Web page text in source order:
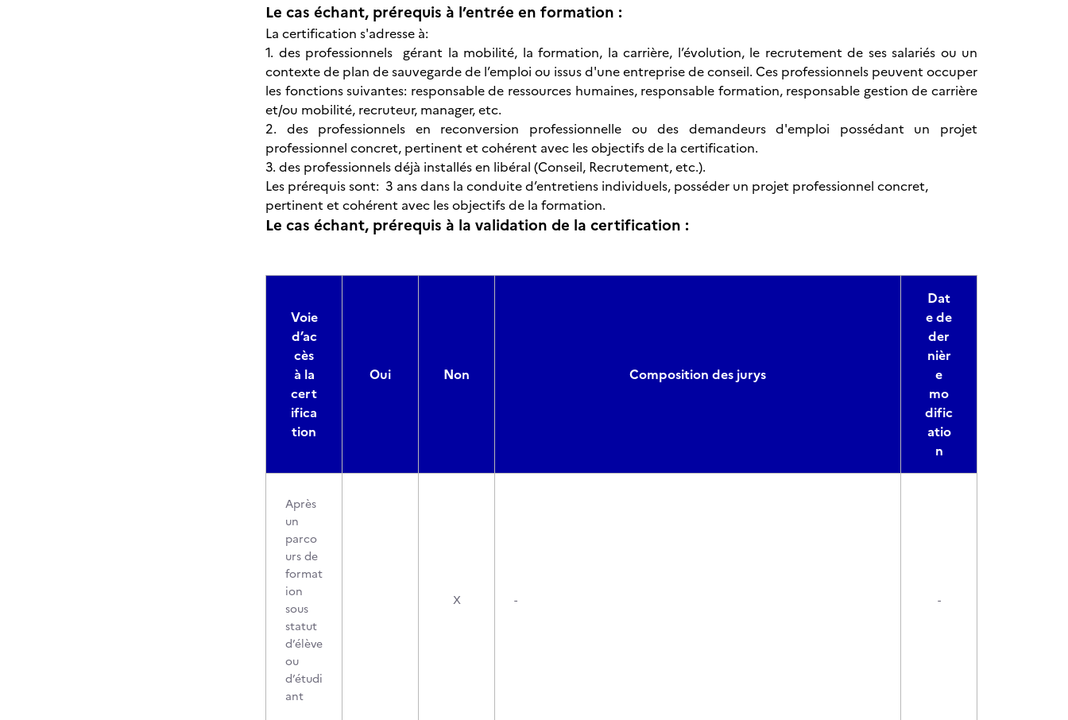
Le cas échant, prérequis à l’entrée en formation :
La certification s'adresse à:
1. des professionnels gérant la mobilité, la formation, la carrière, l’évolution, le recrutement de ses salariés ou un
contexte de plan de sauvegarde de l’emploi ou issus d'une entreprise de conseil. Ces professionnels peuvent occuper
les fonctions suivantes: responsable de ressources humaines, responsable formation, responsable gestion de carrière
et/ou mobilité, recruteur, manager, etc.
2. des professionnels en reconversion professionnelle ou des demandeurs d'emploi possédant un projet
professionnel concret, pertinent et cohérent avec les objectifs de la certification.
3. des professionnels déjà installés en libéral (Conseil, Recrutement, etc.).
Les prérequis sont: 3 ans dans la conduite d’entretiens individuels, posséder un projet professionnel concret,
pertinent et cohérent avec les objectifs de la formation.
Le cas échant, prérequis à la validation de la certification :
Voie
d’ac
cès
à la
cert
ifica
tion
Oui Non Composition des jurys
Dat
e de
der
nièr
e
mo
dific
atio
n
Après
un
parco
urs de
format
ion
sous
statut
d’élève
ou
d’étudi
ant
X - -